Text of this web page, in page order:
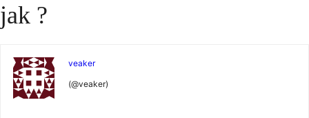
jak ?
veaker
(@veaker)